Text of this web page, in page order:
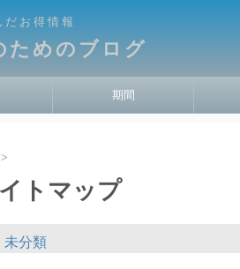
だお得情報
ためのブログ
期間
>
トマップ
未分類